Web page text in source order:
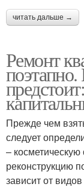
читать дальше →
Ремонт
Прежде чем
следует
–
реконструкцию
зависит от